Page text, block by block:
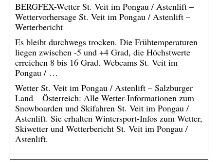
BERGFEX-Wetter St. Veit im Pongau / Astenlift –
Wettervorhersage St. Veit im Pongau / Astenlift –
Wetterbericht
Es bleibt durchwegs trocken. Die Frühtemperaturen
liegen zwischen -5 und +4 Grad, die Höchstwerte
erreichen 8 bis 16 Grad. Webcams St. Veit im
Pongau / …
Wetter St. Veit im Pongau / Astenlift – Salzburger
Land – Österreich: Alle Wetter-Informationen zum
Snowboarden und Skifahren St. Veit im Pongau /
Astenlift. Sie erhalten Wintersport-Infos zum Wetter,
Skiwetter und Wetterbericht St. Veit im Pongau /
Astenlift.